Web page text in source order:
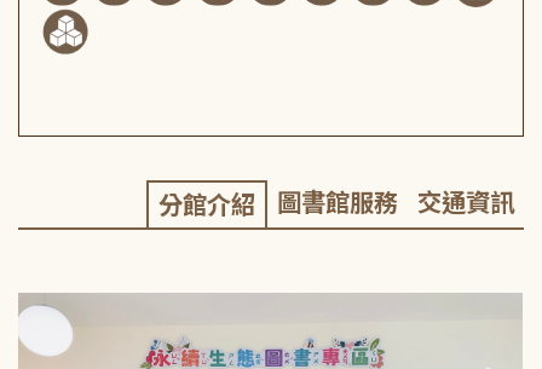
分館介紹 圖書館服務 交通資訊